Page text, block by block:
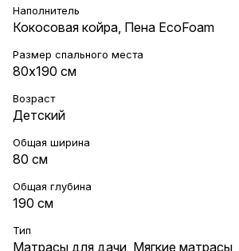
Наполнитель
Кокосовая койра, Пена EcoFoam
Размер спального места
80х190 см
Возраст
Детский
Общая ширина
80 см
Общая глубина
190 см
Тип
Матрасы для дачи Мягкие матрасы